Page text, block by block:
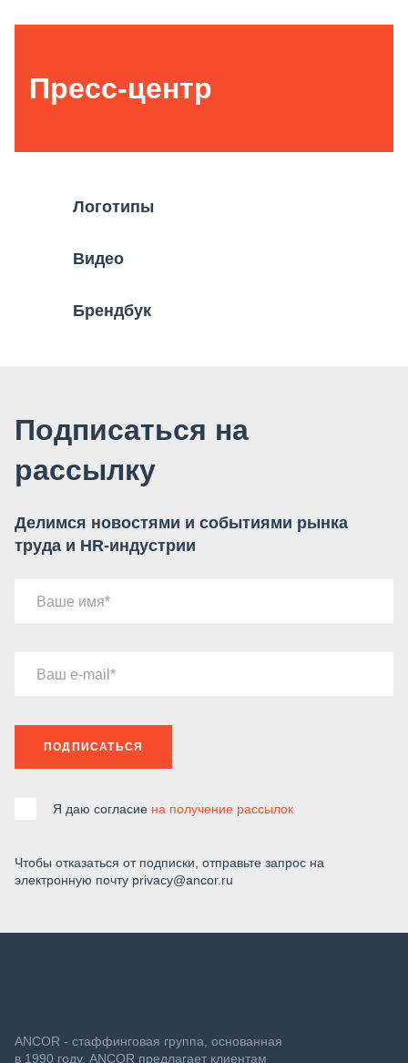
Пресс-центр
Логотипы
Видео
Брендбук
Подписаться на
рассылку
Делимся новостями и событиями рынка
труда и HR-индустрии
Ваше имя
Ваш e-mail
ПОДПИСАТЬСЯ
Я даю согласие на получение рассылок
Чтобы отказаться от подписки, отправьте запрос на
электронную почту privacy@ancor.ru
ANCOR - стаффинговая группа, основанная
в 1990 году. ANCOR предлагает клиентам